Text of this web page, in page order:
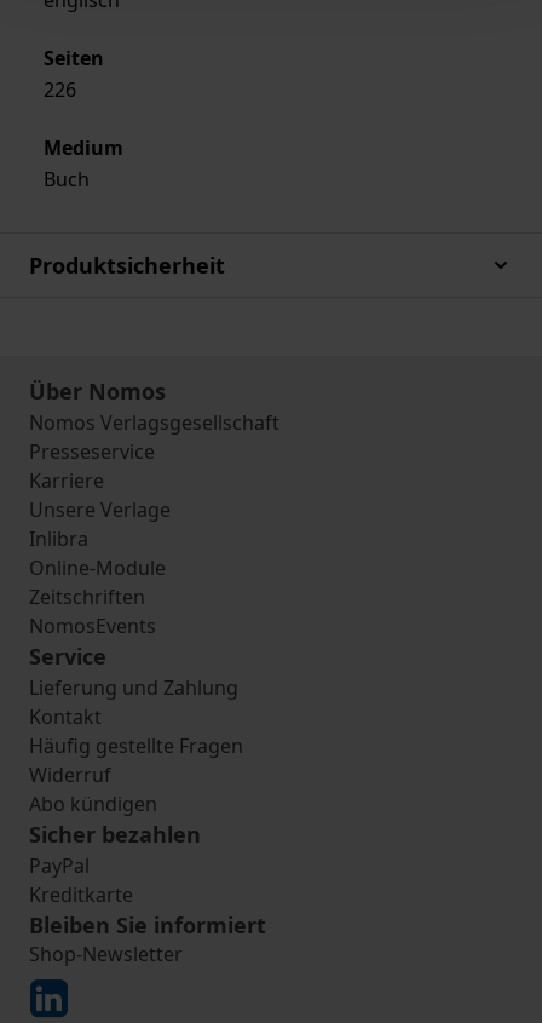
Seiten
226
Medium
Buch
Produktsicherheit
Über Nomos
Nomos Verlagsgesellschaft
Presseservice
Karriere
Unsere Verlage
Inlibra
Online-Module
Zeitschriften
NomosEvents
Service
Lieferung und Zahlung
Kontakt
Häufig gestellte Fragen
Widerruf
Abo kündigen
Sicher bezahlen
PayPal
Kreditkarte
Bleiben Sie informiert
Shop-Newsletter